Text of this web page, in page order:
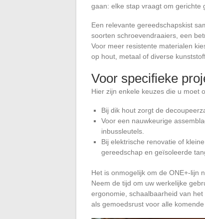
gaan: elke stap vraagt om gerichte
Een relevante gereedschapskist
soorten schroevendraaiers, een
Voor meer resistente materialen
op hout, metaal of diverse
Voor specifieke
Hier zijn enkele keuzes die u moet
Bij dik hout zorgt de
Voor een nauwkeurige
inbussleutels.
Bij elektrische renovatie of
gereedschap en geïsoleerde
Het is onmogelijk om de ONE+-lijn
Neem de tijd om uw werkelijke
ergonomie, schaalbaarheid van
als gemoedsrust voor alle